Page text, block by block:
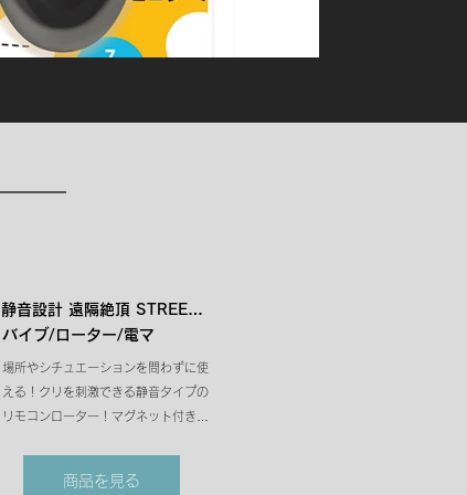
静音設計 遠隔絶頂 STREET
ROTOR CLIFIT［ストリート
ロータークリフィット］
black
バイブ/ローター/電マ
場所やシチュエーションを問わずに使
える！クリを刺激できる静音タイプの
リモコンローター！マグネット付きな
小型ながらもパワフルなローターはリ
商品を見る